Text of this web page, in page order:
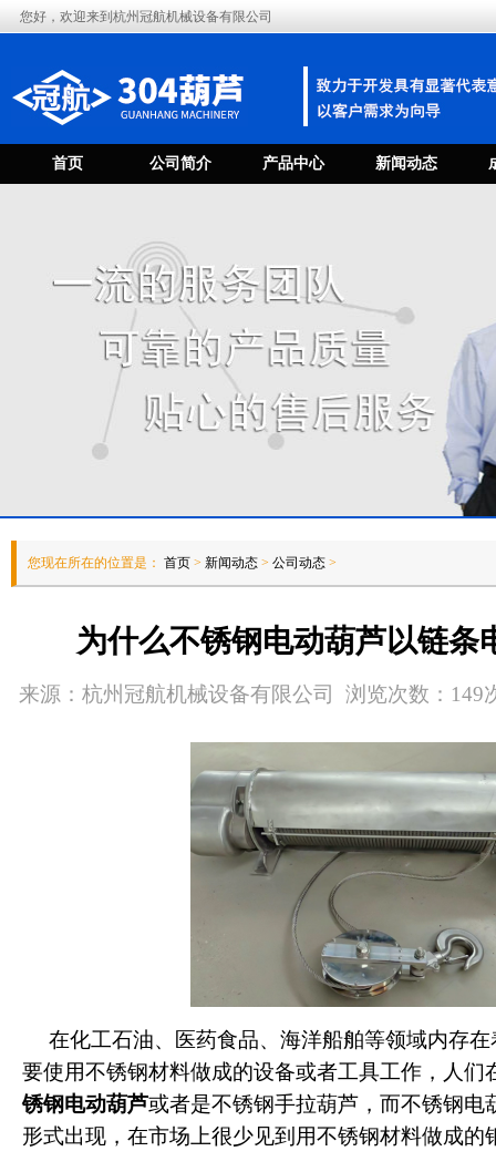
您好，欢迎来到杭州冠航机械设备有限公司
首页 公司简介 产品中心 新闻动态
您现在所在的位置是： 首页 > 新闻动态 > 公司动态 >
为什么不锈钢电动葫芦以链条
来源：杭州冠航机械设备有限公司 浏览次数：149
在化工石油、医药食品、海洋船舶等领域内存
要使用不锈钢材料做成的设备或者工具工作，人们
锈钢电动葫芦或者是不锈钢手拉葫芦，而不锈钢电
形式出现，在市场上很少见到用不锈钢材料做成的